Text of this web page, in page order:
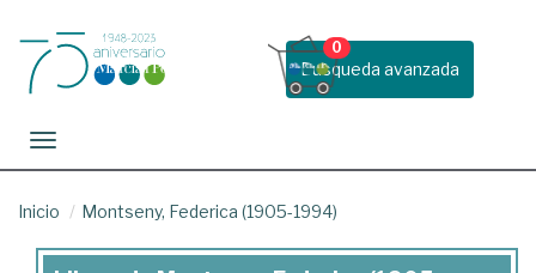
Busqueda avanzada
0
Toggle navigation
Inicio Montseny, Federica (1905-1994)